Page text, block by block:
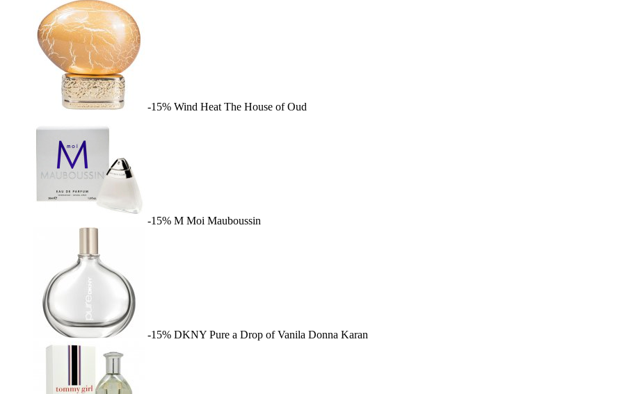
-15% Wind Heat The House of Oud
-15% M Moi Mauboussin
-15% DKNY Pure a Drop of Vanila Donna Karan